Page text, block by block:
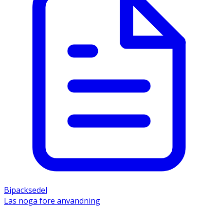
Bipacksedel
Läs noga före användning